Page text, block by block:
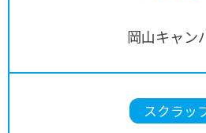
岡山キャン
スクラッ